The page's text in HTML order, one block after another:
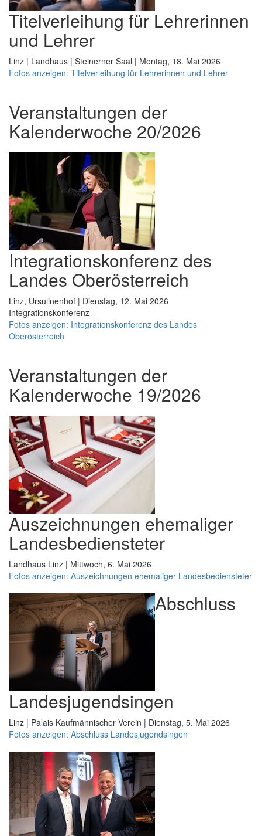
Titelverleihung für Lehrerinnen
und Lehrer
Linz | Landhaus | Steinerner Saal | Montag, 18. Mai 2026
Fotos anzeigen: Titelverleihung für Lehrerinnen und Lehrer
Veranstaltungen der
Kalenderwoche 20/2026
Integrationskonferenz des
Landes Oberösterreich
Linz, Ursulinenhof | Dienstag, 12. Mai 2026
Integrationskonferenz
Fotos anzeigen: Integrationskonferenz des Landes
Oberösterreich
Veranstaltungen der
Kalenderwoche 19/2026
Auszeichnungen ehemaliger
Landesbediensteter
Landhaus Linz | Mittwoch, 6. Mai 2026
Fotos anzeigen: Auszeichnungen ehemaliger Landesbediensteter
Abschluss
Landesjugendsingen
Linz | Palais Kaufmännischer Verein | Dienstag, 5. Mai 2026
Fotos anzeigen: Abschluss Landesjugendsingen